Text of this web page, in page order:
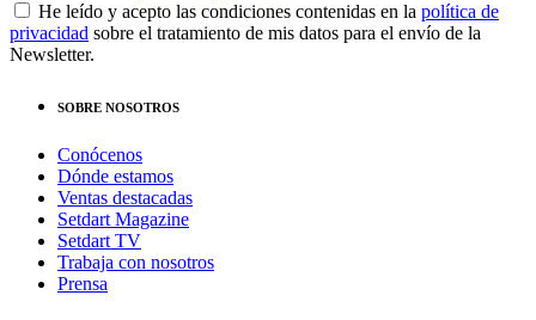
He leído y acepto las condiciones contenidas en la política de
privacidad sobre el tratamiento de mis datos para el envío de la
Newsletter.
SOBRE NOSOTROS
Conócenos
Dónde estamos
Ventas destacadas
Setdart Magazine
Setdart TV
Trabaja con nosotros
Prensa